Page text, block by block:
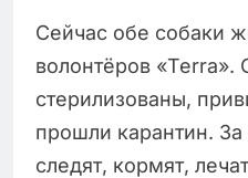
Сейчас обе собаки
волонтёров
стерилизованы,
прошли карантин.
следят, кормят,